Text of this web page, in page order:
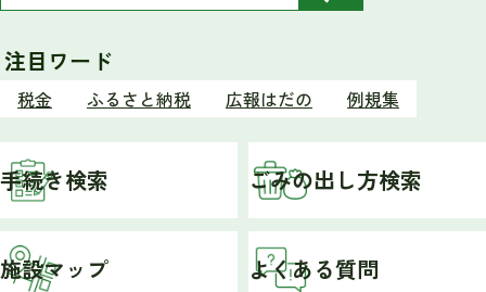
索
注目ワード
税金 ふるさと納税 広報はだの 例規集
手続き検索 ごみの出し方検索
施設マップ よくある質問